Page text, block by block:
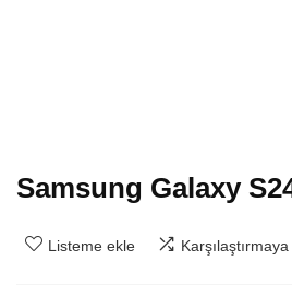
Samsung Galaxy
Listeme ekle